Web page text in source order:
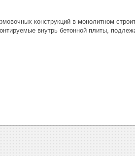
конструкций в монолитном
внутрь бетонной плиты,